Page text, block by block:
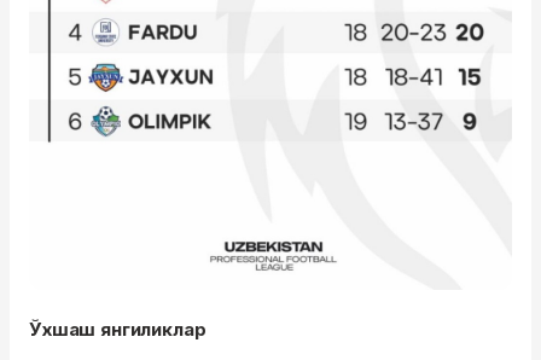
Ўхшаш янгиликлар